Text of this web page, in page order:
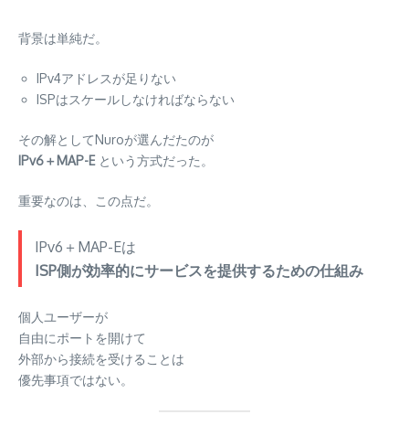
背景は単純だ。
IPv4アドレスが足りない
ISPはスケールしなければならない
その解としてNuroが選んだたのが
IPv6＋MAP-Eという方式だった。
重要なのは、この点だ。
IPv6＋MAP-Eは
ISP側が効率的にサービスを提供するための仕組み
個人ユーザーが
自由にポートを開けて
外部から接続を受けることは
優先事項ではない。